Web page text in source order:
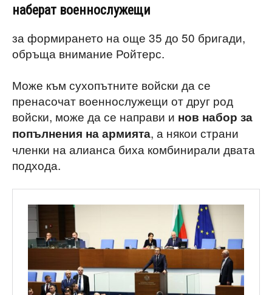
наберат военнослужещи
за формирането на още 35 до 50 бригади,
обръща внимание Ройтерс.
Може към сухопътните войски да се
пренасочат военнослужещи от друг род
войски, може да се направи и нов набор за
попълнения на армията, а някои страни
членки на алианса биха комбинирали двата
подхода.